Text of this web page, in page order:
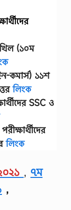
(১০ম
কমার্স) ১১শ
লিংক
SSC ও
পরীক্ষার্থীদের
লিংক
, ৭ম
,